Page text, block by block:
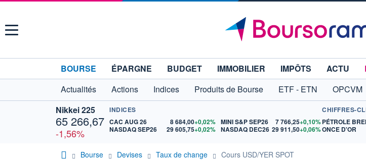
Menu
BOURSE ÉPARGNE BUDGET IMMOBILIER IMPÔTS ACTU
Actualités
Actions Indices Produits de Bourse ETF - ETN OPCVM
Nikkei 225
65 266,67
-1,56%
INDICES
CAC AUG 26
8 684,00+0,02%
NASDAQ SEP26
29 605,75+0,02%
MINI S&P SEP26 7 766,25+0,10%
NASDAQ DEC26 29 911,50+0,06%
CHIFFRES-
PÉTROLE
ONCE D'OR
Bourse Devises Taux de change Cours USD/YER SPOT